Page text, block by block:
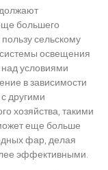
большего
сельскому
освещения
условиями
в зависимости
другими
хозяйства, такими
еще больше
фар, делая
эффективными.